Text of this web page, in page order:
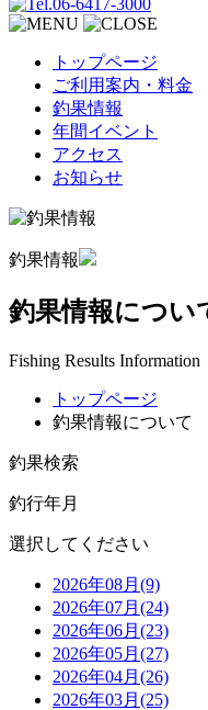
トップページ
ご利用案内・料金
釣果情報
年間イベント
アクセス
お知らせ
釣果情報
釣果情報につい
Fishing Results Information
トップページ
釣果情報について
釣果検索
釣行年月
選択してください
2026年08月(9)
2026年07月(24)
2026年06月(23)
2026年05月(27)
2026年04月(26)
2026年03月(25)